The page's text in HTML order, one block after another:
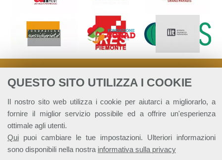
QUESTO SITO UTILIZZA I COOKIE
Il nostro sito web utilizza i cookie per aiutarci a migliorarlo, a
fornire il miglior servizio possibile ed a offrire un'esperienza
ottimale agli utenti.
Qui puoi cambiare le tue impostazioni. Ulteriori informazioni
sono disponibili nella nostra informativa sulla privacy